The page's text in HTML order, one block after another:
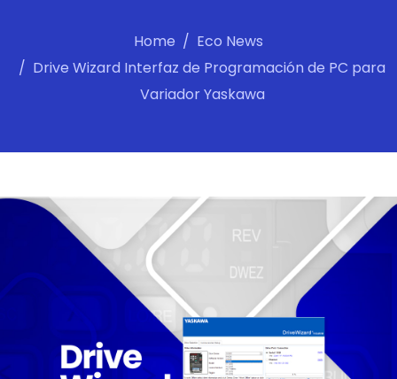
Home
Eco News
Drive Wizard Interfaz de Programación de PC para
Variador Yaskawa